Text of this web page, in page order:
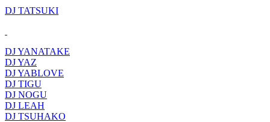
DJ TATSUKI
DJ YANATAKE
DJ YAZ
DJ YABLOVE
DJ TIGU
DJ NOGU
DJ LEAH
DJ TSUHAKO